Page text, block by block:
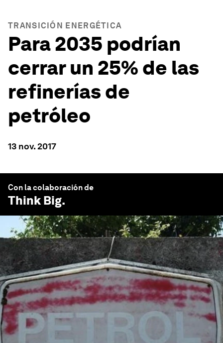
TRANSICIÓN ENERGÉTICA
Para 2035 podrían
cerrar un 25% de las
refinerías de
petróleo
13 nov. 2017
Con la colaboración de
Think Big.